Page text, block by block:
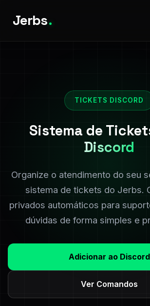
Jerbs.
TICKETS DISCORD
Sistema de
Discord
Organize o atendimento do seu
sistema de tickets do Jerbs.
privados automáticos para
dúvidas de forma simples e
Adicionar ao Discord
Ver Comandos